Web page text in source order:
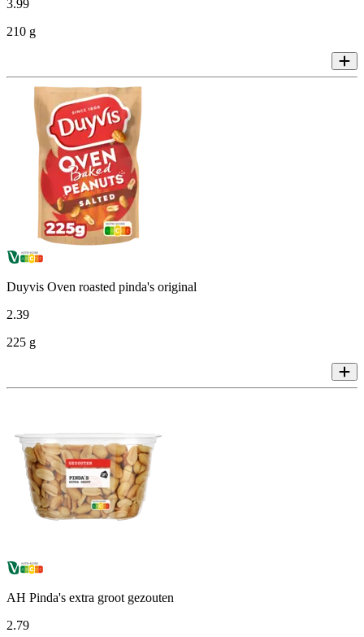
3.99
210 g
Duyvis Oven roasted pinda's original
2.39
225 g
AH Pinda's extra groot gezouten
2.79